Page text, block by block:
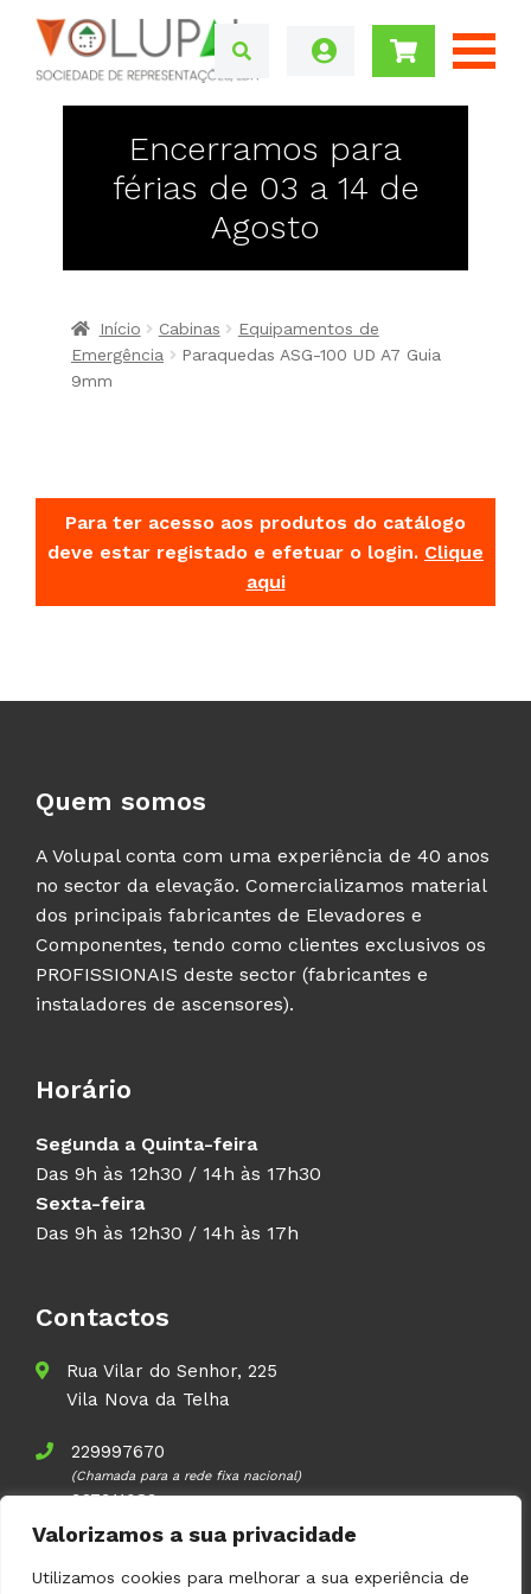
Valorizamos a sua privacidade
Utilizamos cookies para melhorar a sua experiência de
Encerramos para
férias de 03 a 14 de
Agosto
Início Cabinas
Equipamentos de
Emergência
Paraquedas ASG-100 UD A7 Guia
9mm
Para ter acesso aos produtos do catálogo
deve estar registado e efetuar o login. Clique
aqui
Quem somos
A Volupal conta com uma experiência de 40 anos
no sector da elevação. Comercializamos material
dos principais fabricantes de Elevadores e
Componentes, tendo como clientes exclusivos os
PROFISSIONAIS deste sector (fabricantes e
instaladores de ascensores).
Horário
Segunda a Quinta-feira
Das 9h às 12h30 / 14h às 17h30
Sexta-feira
Das 9h às 12h30 / 14h às 17h
Contactos
Rua Vilar do Senhor, 225
Vila Nova da Telha
229997670
(Chamada para a rede fixa nacional)
937911083
(Chamada para a rede móvel nacional)
geral@volupal.pt